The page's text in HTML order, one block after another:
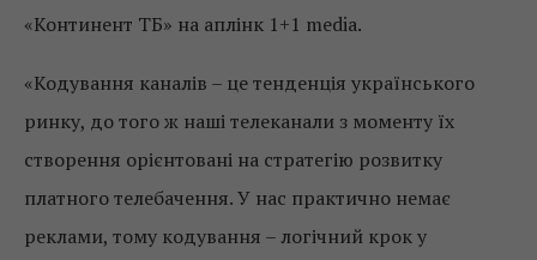
«Континент ТБ» на аплінк 1+1 media.
«Кодування каналів – це тенденція українського
ринку, до того ж наші телеканали з моменту їх
створення орієнтовані на стратегію розвитку
платного телебачення. У нас практично немає
реклами, тому кодування – логічний крок у